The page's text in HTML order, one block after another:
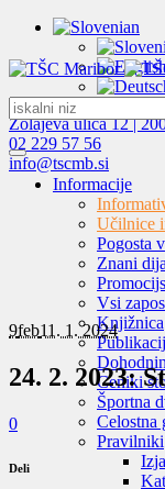
Zolajeva ulica 12 |
02 229 57 56
info@tscmb.si
Informacije
Učilnice
Pogosta
Znani
Vsi
Knjižnica
Ceniki
Športna
Celostna
Pravilniki
9feb11. 1. 2024
24. 2. 2023:
0
Deli